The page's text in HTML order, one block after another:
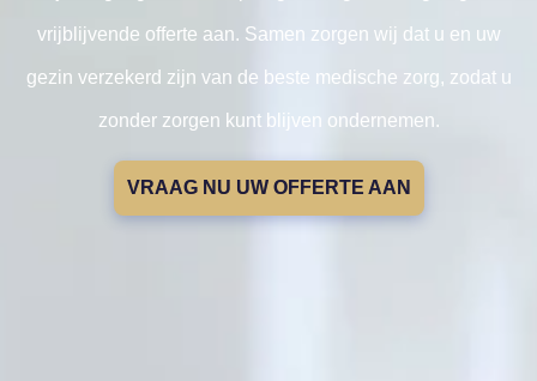
vrijblijvende offerte aan. Samen zorgen wij dat u en uw
gezin verzekerd zijn van de beste medische zorg, zodat u
zonder zorgen kunt blijven ondernemen.
VRAAG NU UW OFFERTE AAN